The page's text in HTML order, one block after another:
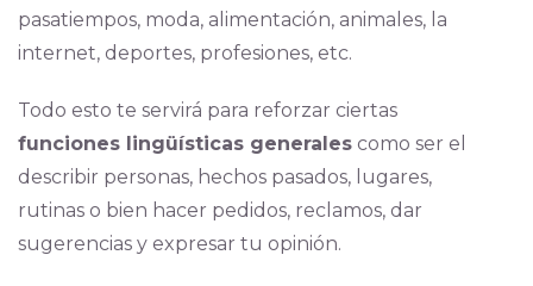
pasatiempos, moda, alimentación, animales, la
internet, deportes, profesiones, etc.
Todo esto te servirá para reforzar ciertas
funciones lingüísticas generalescomo ser el
describir personas, hechos pasados, lugares,
rutinas o bien hacer pedidos, reclamos, dar
sugerencias y expresar tu opinión.